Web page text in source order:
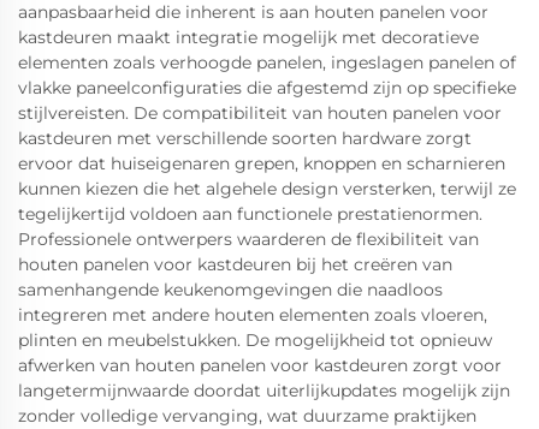
aanpasbaarheid die inherent is aan houten panelen voor
kastdeuren maakt integratie mogelijk met decoratieve
elementen zoals verhoogde panelen, ingeslagen panelen of
vlakke paneelconfiguraties die afgestemd zijn op specifieke
stijlvereisten. De compatibiliteit van houten panelen voor
kastdeuren met verschillende soorten hardware zorgt
ervoor dat huiseigenaren grepen, knoppen en scharnieren
kunnen kiezen die het algehele design versterken, terwijl ze
tegelijkertijd voldoen aan functionele prestatienormen.
Professionele ontwerpers waarderen de flexibiliteit van
houten panelen voor kastdeuren bij het creëren van
samenhangende keukenomgevingen die naadloos
integreren met andere houten elementen zoals vloeren,
plinten en meubelstukken. De mogelijkheid tot opnieuw
afwerken van houten panelen voor kastdeuren zorgt voor
langetermijnwaarde doordat uiterlijkupdates mogelijk zijn
zonder volledige vervanging, wat duurzame praktijken